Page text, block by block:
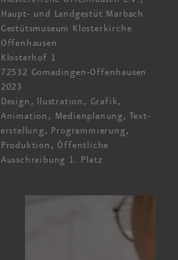
Haupt- und Landgestüt Marbach
Gestütsmuseum Klosterkirche
Offenhausen
Klosterhof 1
72532 Gomadingen-Offenhausen
2023
Design, llustration, Grafik,
Animation, Medien­planung, Text­
erstellung, Programmierung,
Produktion, Öffentliche
Ausschreibung 1. Platz